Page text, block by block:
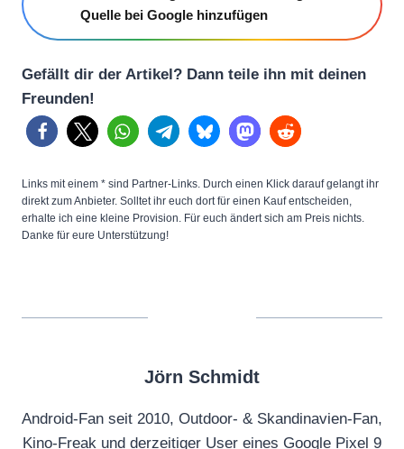
Quelle bei Google hinzufügen
Gefällt dir der Artikel? Dann teile ihn mit deinen
Freunden!
Links mit einem * sind Partner-Links. Durch einen Klick darauf gelangt ihr
direkt zum Anbieter. Solltet ihr euch dort für einen Kauf entscheiden,
erhalte ich eine kleine Provision. Für euch ändert sich am Preis nichts.
Danke für eure Unterstützung!
Jörn Schmidt
Android-Fan seit 2010, Outdoor- & Skandinavien-Fan,
Kino-Freak und derzeitiger User eines Google Pixel 9